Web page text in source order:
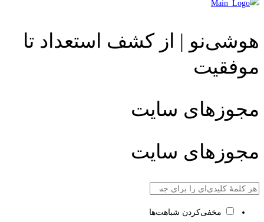
هوشی‌نو | از کشف استعداد تا
موفقیت
مجوزهای سایت
مجوزهای سایت
مخفی‌کردن شباهت‌ها